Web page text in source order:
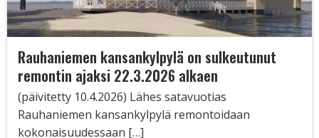
Rauhaniemen kansankylpylä on sulkeutunut
remontin ajaksi 22.3.2026 alkaen
(päivitetty 10.4.2026) Lähes satavuotias
Rauhaniemen kansankylpylä remontoidaan
kokonaisuudessaan […]